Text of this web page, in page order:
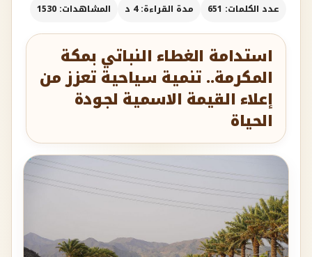
عدد الكلمات: 651
مدة القراءة: 4 د المشاهدات: 1530
استدامة الغطاء النباتي بمكة
المكرمة.. تنمية سياحية تعزز من
إعلاء القيمة الاسمية لجودة
الحياة